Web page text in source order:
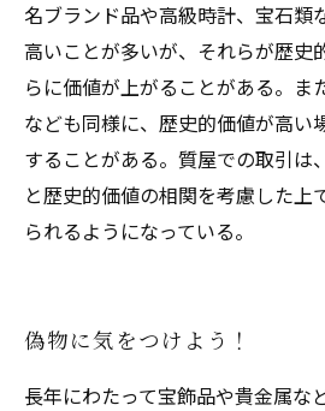
名ブランド品や高級時計、宝石類
高いことが多いが、それらが歴史
らに価値が上がることがある。ま
なども同様に、歴史的価値が高い
することがある。質屋での取引は
と歴史的価値の相関を考慮した上
られるようになっている。
偽物に気をつけよう！
長年にわたって宝飾品や貴金属な